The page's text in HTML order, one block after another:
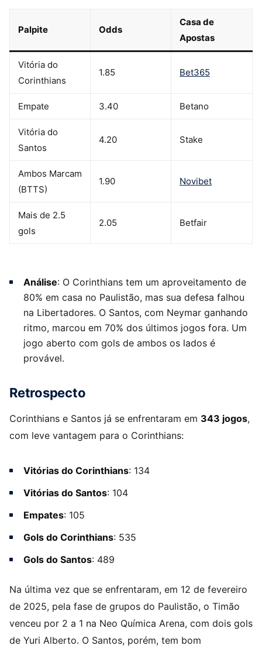
Palpite Odds
Casa de
Apostas
Vitória do
Corinthians
1.85 Bet365
Empate 3.40 Betano
Vitória do
Santos
4.20 Stake
Ambos Marcam
(BTTS)
1.90 Novibet
Mais de 2.5
gols
2.05 Betfair
Análise: O Corinthians tem um aproveitamento de
80% em casa no Paulistão, mas sua defesa falhou
na Libertadores. O Santos, com Neymar ganhando
ritmo, marcou em 70% dos últimos jogos fora. Um
jogo aberto com gols de ambos os lados é
provável.
Retrospecto
Corinthians e Santos já se enfrentaram em 343 jogos,
com leve vantagem para o Corinthians:
Vitórias do Corinthians: 134
Vitórias do Santos: 104
Empates: 105
Gols do Corinthians: 535
Gols do Santos: 489
Na última vez que se enfrentaram, em 12 de fevereiro
de 2025, pela fase de grupos do Paulistão, o Timão
venceu por 2 a 1 na Neo Química Arena, com dois gols
de Yuri Alberto. O Santos, porém, tem bom